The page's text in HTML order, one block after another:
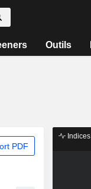
Outils
PDF
Indices